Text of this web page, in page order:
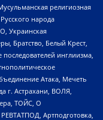
религиозная
народа
Украинская
Братство, Белый Крест,
инглиизма,
Атака, Мечеть
г. Астрахани, ВОЛЯ,
ТОЙС, О
РЕВТАТПОД, Артподготовка,